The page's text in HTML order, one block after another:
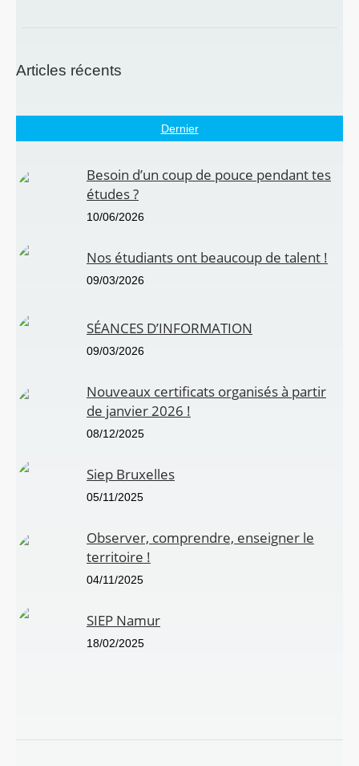
Articles récents
Dernier
Besoin d’un coup de pouce pendant tes
études ?
10/06/2026
Nos étudiants ont beaucoup de talent !
09/03/2026
SÉANCES D’INFORMATION
09/03/2026
Nouveaux certificats organisés à partir
de janvier 2026 !
08/12/2025
Siep Bruxelles
05/11/2025
Observer, comprendre, enseigner le
territoire !
04/11/2025
SIEP Namur
18/02/2025